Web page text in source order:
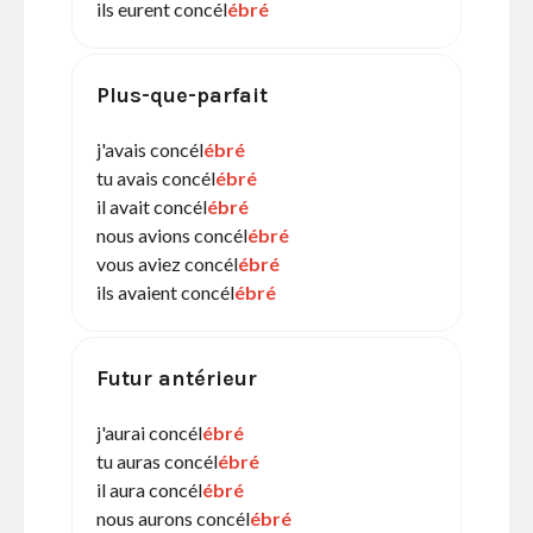
ils eurent concélébré
Plus-que-parfait
j'avais concélébré
tu avais concélébré
il avait concélébré
nous avions concélébré
vous aviez concélébré
ils avaient concélébré
Futur antérieur
j'aurai concélébré
tu auras concélébré
il aura concélébré
nous aurons concélébré